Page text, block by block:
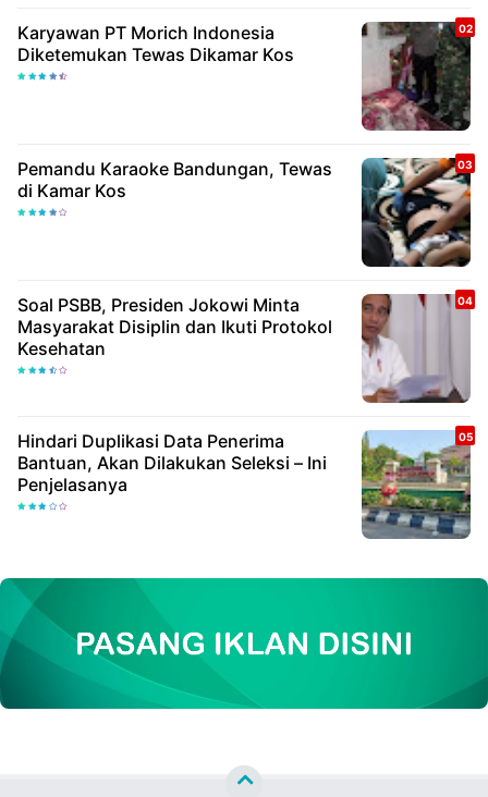
Karyawan PT Morich Indonesia
Diketemukan Tewas Dikamar Kos
Pemandu Karaoke Bandungan, Tewas
di Kamar Kos
Soal PSBB, Presiden Jokowi Minta
Masyarakat Disiplin dan Ikuti Protokol
Kesehatan
Hindari Duplikasi Data Penerima
Bantuan, Akan Dilakukan Seleksi – Ini
Penjelasanya